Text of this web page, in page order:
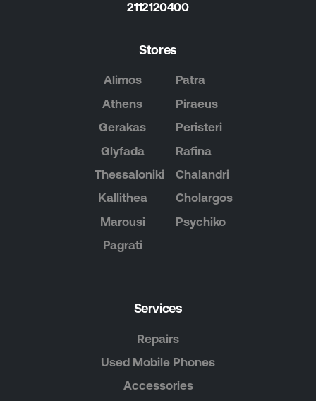
2112120400
Stores
Alimos
Athens
Gerakas
Glyfada
Thessaloniki
Kallithea
Marousi
Pagrati
Patra
Piraeus
Peristeri
Rafina
Chalandri
Cholargos
Psychiko
Services
Repairs
Used Mobile Phones
Accessories